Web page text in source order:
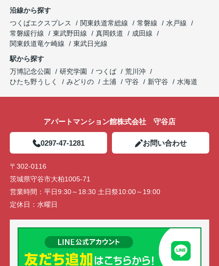
沿線から探す
つくばエクスプレス
関東鉄道常総線 常磐線
水戸線
常磐緩行線
東武野田線 真岡鉄道
成田線
関東鉄道竜ケ崎線
東武日光線
駅から探す
万博記念公園
研究学園 つくば
荒川沖
ひたち野うしく
みどりの 土浦 守谷 新守谷 水海道
アパートマンション館株式会社 守谷店
0297-47-1281 お問い合わせ
〒302-0116
茨城県守谷市大柏1005-71
営業時間： 平日9:30～18:30 土日祭10:00～19:00
定休日： 水曜日